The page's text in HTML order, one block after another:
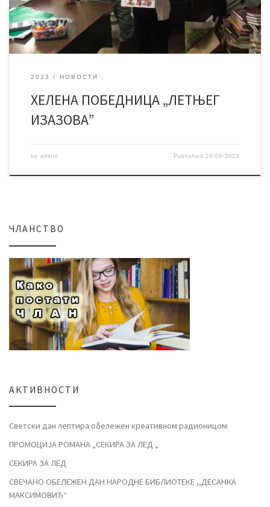
2023 НОВОСТИ
ХЕЛЕНА ПОБЕДНИЦА „ЛЕТЊЕГ
ИЗАЗОВА”
by admin Published26/09/2023
ЧЛАНСТВО
АКТИВНОСТИ
Светски дан лептира обележен креативном радионицом
ПРОМОЦИЈА РОМАНА „СЕКИРА ЗА ЛЕД „
СЕКИРА ЗА ЛЕД
СВЕЧАНО ОБЕЛЕЖЕН ДАН НАРОДНЕ БИБЛИОТЕКЕ ,,ДЕСАНКА
МАКСИМОВИЋ“